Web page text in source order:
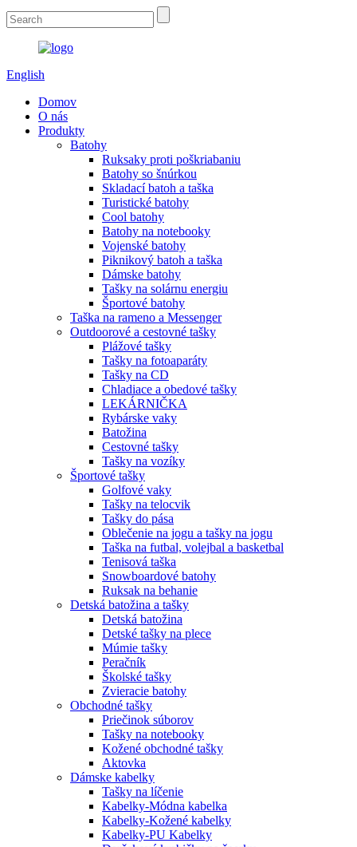
English
Domov
O nás
Produkty
Batohy
Ruksaky proti poškriabaniu
Batohy so šnúrkou
Skladací batoh a taška
Turistické batohy
Cool batohy
Batohy na notebooky
Vojenské batohy
Piknikový batoh a taška
Dámske batohy
Tašky na solárnu energiu
Športové batohy
Taška na rameno a Messenger
Outdoorové a cestovné tašky
Plážové tašky
Tašky na fotoaparáty
Tašky na CD
Chladiace a obedové tašky
LEKÁRNIČKA
Rybárske vaky
Batožina
Cestovné tašky
Tašky na vozíky
Športové tašky
Golfové vaky
Tašky na telocvik
Tašky do pása
Oblečenie na jogu a tašky na jogu
Taška na futbal, volejbal a basketbal
Tenisová taška
Snowboardové batohy
Ruksak na behanie
Detská batožina a tašky
Detská batožina
Detské tašky na plece
Múmie tašky
Peračník
Školské tašky
Zvieracie batohy
Obchodné tašky
Priečinok súborov
Tašky na notebooky
Kožené obchodné tašky
Aktovka
Dámske kabelky
Tašky na líčenie
Kabelky-Módna kabelka
Kabelky-Kožené kabelky
Kabelky-PU Kabelky